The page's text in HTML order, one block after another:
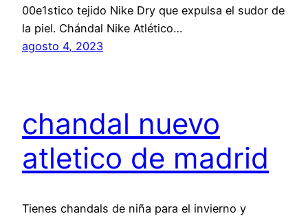
00e1stico tejido Nike Dry que expulsa el sudor de
la piel. Chándal Nike Atlético…
agosto 4, 2023
chandal nuevo
atletico de madrid
Tienes chandals de niña para el invierno y